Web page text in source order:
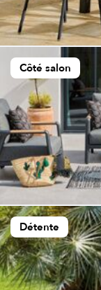
Côté salon
Détente